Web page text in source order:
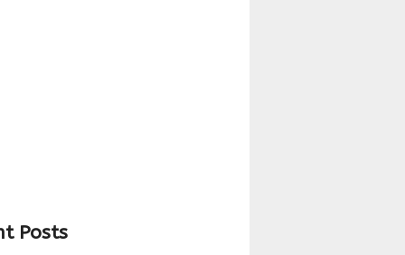
Posts